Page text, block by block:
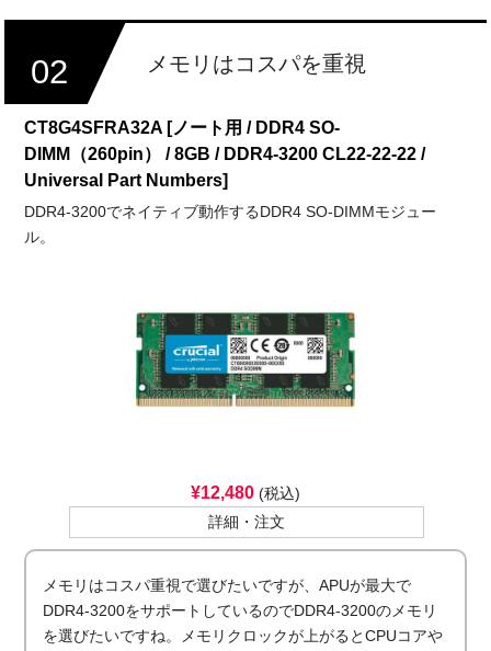
02 メモリはコスパを重視
CT8G4SFRA32A [ノート用 / DDR4 SO-
DIMM（260pin） / 8GB / DDR4-3200 CL22-22-22 /
Universal Part Numbers]
DDR4-3200でネイティブ動作するDDR4 SO-DIMMモジュー
ル。
¥12,480 (税込)
詳細・注文
メモリはコスパ重視で選びたいですが、APUが最大で
DDR4-3200をサポートしているのでDDR4-3200のメモリ
を選びたいですね。メモリクロックが上がるとCPUコアや